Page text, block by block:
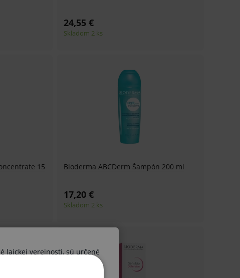
24,55 €
Skladom 2 ks
15
Bioderma ABCDerm Šampón 200 ml
17,20 €
Skladom 2 ks
laickej verejnosti, sú určené